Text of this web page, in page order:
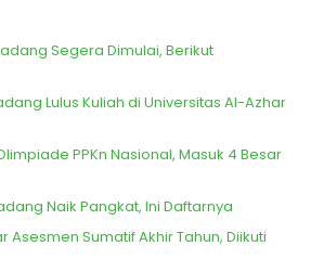
Segera Dimulai, Berikut
Lulus Kuliah di Universitas Al-Azhar
PPKn Nasional, Masuk 4 Besar
Naik Pangkat, Ini Daftarnya
Asesmen Sumatif Akhir Tahun, Diikuti